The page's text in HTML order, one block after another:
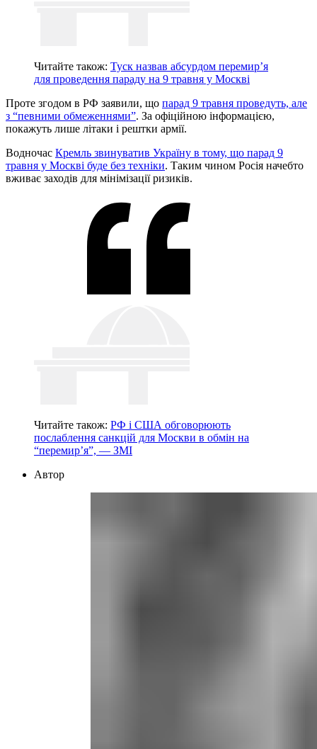
Читайте також: Туск назвав абсурдом перемир’я
для проведення параду на 9 травня у Москві
Проте згодом в РФ заявили, що парад 9 травня проведуть, але
з “певними обмеженнями”. За офіційною інформацією,
покажуть лише літаки і рештки армії.
Водночас Кремль звинуватив Україну в тому, що парад 9
травня у Москві буде без техніки. Таким чином Росія начебто
вживає заходів для мінімізації ризиків.
Читайте також: РФ і США обговорюють
послаблення санкцій для Москви в обмін на
“перемир’я”, — ЗМІ
Автор